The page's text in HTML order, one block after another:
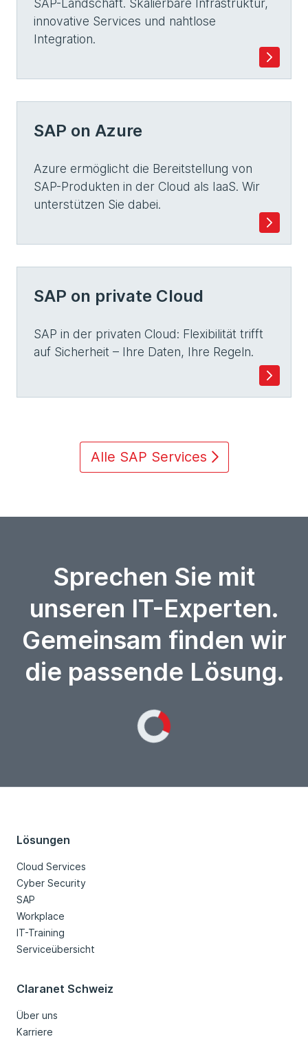
SAP-Landschaft. Skalierbare Infrastruktur,
innovative Services und nahtlose
Integration.
SAP on Azure
Azure ermöglicht die Bereitstellung von
SAP-Produkten in der Cloud als IaaS. Wir
unterstützen Sie dabei.
SAP on private Cloud
SAP in der privaten Cloud: Flexibilität trifft
auf Sicherheit – Ihre Daten, Ihre Regeln.
Alle SAP Services
Sprechen Sie mit
unseren IT-Experten.
Gemeinsam finden wir
die passende Lösung.
Lösungen
Cloud Services
Cyber Security
SAP
Workplace
IT-Training
Serviceübersicht
Claranet Schweiz
Über uns
Karriere